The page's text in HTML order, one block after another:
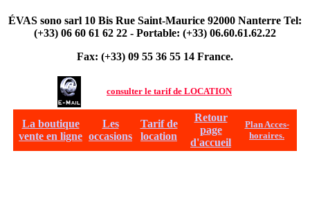
ÉVAS sono sarl 10 Bis Rue Saint-Maurice 92000 Nanterre Tel:
(+33) 06 60 61 62 22 - Portable: (+33) 06.60.61.62.22
Fax: (+33) 09 55 36 55 14 France.
consulter le tarif de LOCATION
La boutique
vente en ligne
Les
occasions
Tarif de
location
Retour
page
d'accueil
Plan Acces-
horaires.